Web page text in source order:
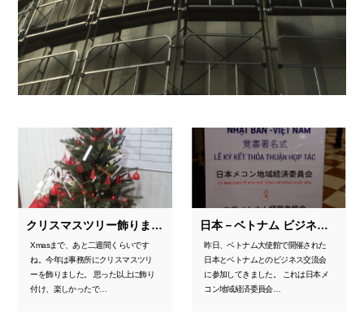
クリスマスツリー飾りました。
Xmasまで、あと二週間くらいです
ね。今年は事務所にクリスマスツリ
ーを飾りました。 思った以上に飾り
付け、楽しかったで…
日本－ベトナム ビジネス交流会
昨日、ベトナム大使館で開催された
日本とベトナムとのビジネス交流会
に参加してきました。 これは日本メ
コン地域経済委員会…